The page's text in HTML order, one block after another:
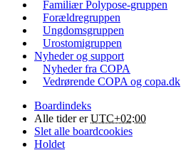
Familiær Polypose-gruppen
Forældregruppen
Ungdomsgruppen
Urostomigruppen
Nyheder og support
Nyheder fra COPA
Vedrørende COPA og copa.dk
Boardindeks
Alle tider erUTC+02:00
Slet alle boardcookies
Holdet